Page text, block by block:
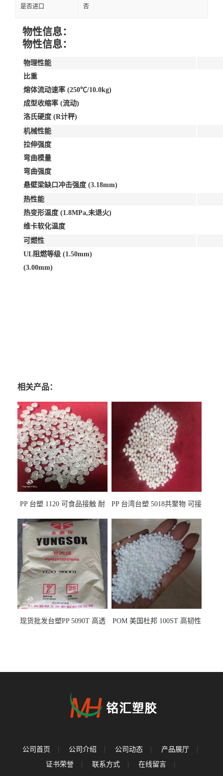
是否进口 否
物性信息：
物性信息：
物理性能
比重
熔体流动速率 (250℃/10.0kg)
成型收缩率 (流动)
洛氏硬度 (R计秤)
机械性能
拉伸强度
弯曲模量
弯曲强度
悬壁梁缺口冲击强度 (3.18mm)
热性能
热变形温度 (1.8MPa,未退火)
维卡软化温度
可燃性
UL阻燃等级 (1.50mm)
(3.00mm)
相关产品：
PP 台塑 1120 可食品接触 耐
PP 台湾台塑 5018共聚物 可接
现货批发台塑PP 5090T 高透
POM 美国杜邦 100ST 高韧性
公司首页 | 公司介绍 | 公司动态 | 产品展厅
|
证书荣誉
| 联系方式 | 在线留言 |